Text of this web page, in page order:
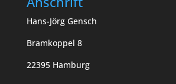
Hans-Jörg Gensch
Bramkoppel 8
22395 Hamburg